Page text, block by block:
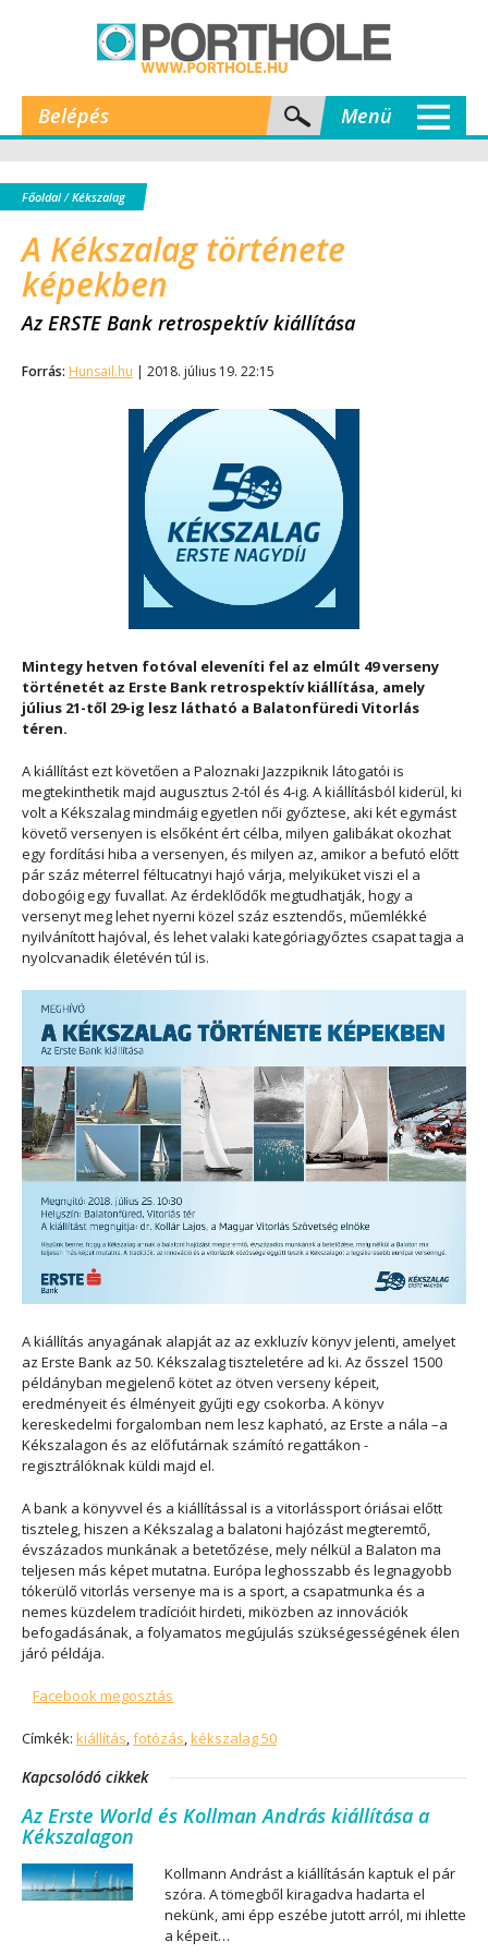
Belépés Menü
Főoldal/Kékszalag
A Kékszalag története
képekben
Az ERSTE Bank retrospektív kiállítása
Forrás: Hunsail.hu | 2018. július 19. 22:15
Mintegy hetven fotóval eleveníti fel az elmúlt 49 verseny
történetét az Erste Bank retrospektív kiállítása, amely
július 21-től 29-ig lesz látható a Balatonfüredi Vitorlás
téren.
A kiállítást ezt követően a Paloznaki Jazzpiknik látogatói is
megtekinthetik majd augusztus 2-tól és 4-ig. A kiállításból kiderül, ki
volt a Kékszalag mindmáig egyetlen női győztese, aki két egymást
követő versenyen is elsőként ért célba, milyen galibákat okozhat
egy fordítási hiba a versenyen, és milyen az, amikor a befutó előtt
pár száz méterrel féltucatnyi hajó várja, melyiküket viszi el a
dobogóig egy fuvallat. Az érdeklődők megtudhatják, hogy a
versenyt meg lehet nyerni közel száz esztendős, műemlékké
nyilvánított hajóval, és lehet valaki kategóriagyőztes csapat tagja a
nyolcvanadik életévén túl is.
A kiállítás anyagának alapját az az exkluzív könyv jelenti, amelyet
az Erste Bank az 50. Kékszalag tiszteletére ad ki. Az ősszel 1500
példányban megjelenő kötet az ötven verseny képeit,
eredményeit és élményeit gyűjti egy csokorba. A könyv
kereskedelmi forgalomban nem lesz kapható, az Erste a nála –a
Kékszalagon és az előfutárnak számító regattákon -
regisztrálóknak küldi majd el.
A bank a könyvvel és a kiállítással is a vitorlássport óriásai előtt
tiszteleg, hiszen a Kékszalag a balatoni hajózást megteremtő,
évszázados munkának a betetőzése, mely nélkül a Balaton ma
teljesen más képet mutatna. Európa leghosszabb és legnagyobb
tókerülő vitorlás versenye ma is a sport, a csapatmunka és a
nemes küzdelem tradícióit hirdeti, miközben az innovációk
befogadásának, a folyamatos megújulás szükségességének élen
járó példája.
Facebook megosztás
Címkék: kiállítás,fotózás,kékszalag 50
Kapcsolódó cikkek
Az Erste World és Kollman András kiállítása a
Kékszalagon
Kollmann Andrást a kiállításán kaptuk el pár
szóra. A tömegből kiragadva hadarta el
nekünk, ami épp eszébe jutott arról, mi ihlette
a képeit…